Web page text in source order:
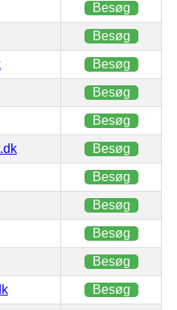
Besøg
Besøg
Besøg
Besøg
Besøg
Besøg
Besøg
Besøg
Besøg
Besøg
Besøg